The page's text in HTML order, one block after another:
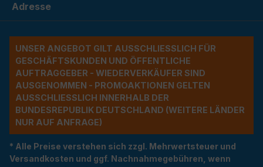
Adresse
UNSER ANGEBOT GILT AUSSCHLIESSLICH FÜR G
ESCHÄFTSKUNDEN UND ÖFFENTLICHE A
UFTRAGGEBER - WIEDERVERKÄUFER SIND A
USGENOMMEN - PROMOAKTIONEN GELTEN A
USSCHLIESSLICH INNERHALB DER BU
NDESREPUBLIK DEUTSCHLAND (WEITERE LÄNDER NU
R AUF ANFRAGE)
* Alle Preise verstehen sich zzgl. Mehrwertsteuer und
Versandkosten und ggf. Nachnahmegebühren, wenn